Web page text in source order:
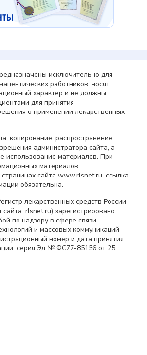
исключительно для
работников, носят
характер и не должны
для принятия
о применении лекарственных
копирование, распространение
администратора сайта, а
использование материалов. При
материалов,
сайта www.rlsnet.ru, ссылка
обязательна.
лекарственных средств России
rlsnet.ru) зарегистрировано
по надзору в сфере связи,
и массовых коммуникаций
номер и дата принятия
серия Эл № ФС77-85156 от 25